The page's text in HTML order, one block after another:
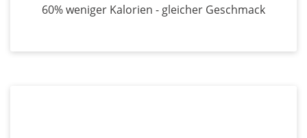
60% weniger Kalorien - gleicher Geschmack